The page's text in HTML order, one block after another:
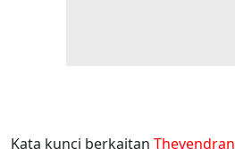
Kata kunci berkaitan Thevendran